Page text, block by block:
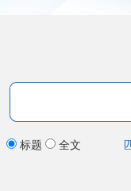
标题 全文